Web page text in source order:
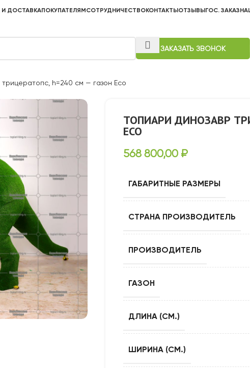
И ДОСТАВКАПОКУПАТЕЛЯМСОТРУДНИЧЕСТВОКОНТАКТЫОТЗЫВЫГОС. ЗАКАЗ
ЗАКАЗАТЬ ЗВОНОК
h=240 см — газон Eco
ТОПИАРИ ДИНОЗАВР
ECO
568 800,00 ₽
ГАБАРИТНЫЕ РАЗМЕРЫ
СТРАНА ПРОИЗВОДИТЕЛЬ
ПРОИЗВОДИТЕЛЬ
ГАЗОН
ДЛИНА (СМ.)
ШИРИНА (СМ.)